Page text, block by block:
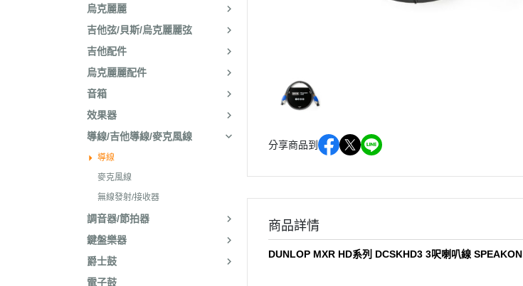
烏克麗麗
吉他弦/貝斯/烏克麗麗弦
吉他配件
烏克麗麗配件
音箱
效果器
導線/吉他導線/麥克風線
導線
麥克風線
無線發射/接收器
調音器/節拍器
鍵盤樂器
爵士鼓
電子鼓
分享商品到
商品詳情
DUNLOP MXR HD系列 DCSKHD3 3呎喇叭線 SPEAKON